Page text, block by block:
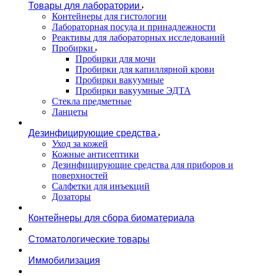
Товары для лаборатории
Контейнеры для гистологии
Лабораторная посуда и принадлежности
Реактивы для лабораторных исследований
Пробирки
Пробирки для мочи
Пробирки для капиллярной крови
Пробирки вакуумные
Пробирки вакуумные ЭДТА
Стекла предметные
Ланцеты
Дезинфицирующие средства
Уход за кожей
Кожные антисептики
Дезинфицирующие средства для приборов и
поверхностей
Салфетки для инъекций
Дозаторы
Контейнеры для сбора биоматериала
Стоматологические товары
Иммобилизация